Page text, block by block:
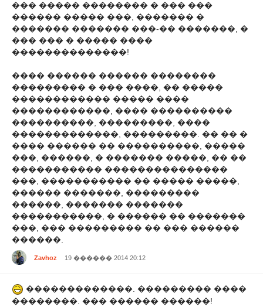
��� ����� �������� � ��� ���
������ ����� ���, ������� �
������� ������� ���-�� �������, �
��� ��� � ����� ����
��������������!
���� ������ ������ ��������
��������� � ��� ����, �� �����
������������ ����� ����
������������, ���� ����������
����������, ���������, ����
�������������, ���������. �� �� �
���� ������ �� ����������, �����
���, ������, � ������� �����, �� ��
����������� ���������������
���, ����������� �� ����� �����,
������ �������, ���������
������, ������� �������
�����������, � ������ �� �������
���, ��� ��������� �� ��� ������
������.
Zavhoz 19 ������ 2014 20:12
�������������. ��������� ����
��������. ��� ������ ������!